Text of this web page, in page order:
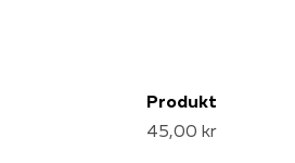
Produkt
45,00 kr